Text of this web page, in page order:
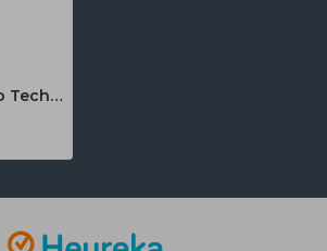
Farmona Trycho Technology špecializovaný šampón na posilnenie vlasov 250 ml